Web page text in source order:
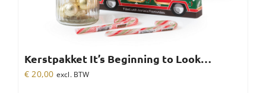
Kerstpakket It’s Beginning to Look…
€ 20,00 excl. BTW